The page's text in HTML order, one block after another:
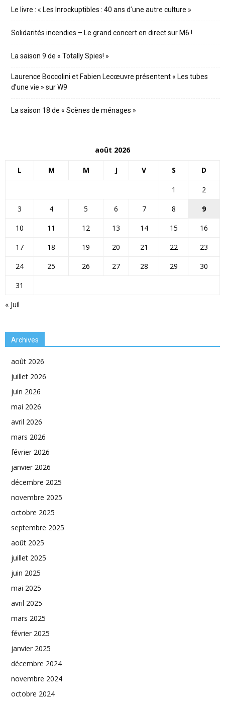
Le livre : « Les Inrockuptibles : 40 ans d’une autre culture »
Solidarités incendies – Le grand concert en direct sur M6 !
La saison 9 de « Totally Spies! »
Laurence Boccolini et Fabien Lecœuvre présentent « Les tubes
d’une vie » sur W9
La saison 18 de « Scènes de ménages »
août 2026
L M M J V S D
« Juil
1
2
3
4 5 6 7 8
9
10
11 12 13 14 15
16
17
18 19 20 21 22
23
24
25 26 27 28 29
30
31
Archives
août 2026
juillet 2026
juin 2026
mai 2026
avril 2026
mars 2026
février 2026
janvier 2026
décembre 2025
novembre 2025
octobre 2025
septembre 2025
août 2025
juillet 2025
juin 2025
mai 2025
avril 2025
mars 2025
février 2025
janvier 2025
décembre 2024
novembre 2024
octobre 2024